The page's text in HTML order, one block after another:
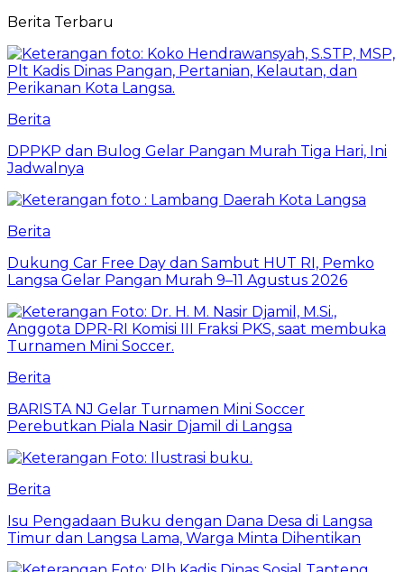
Berita Terbaru
Berita
DPPKP dan Bulog Gelar Pangan Murah Tiga Hari, Ini
Jadwalnya
Berita
Dukung Car Free Day dan Sambut HUT RI, Pemko
Langsa Gelar Pangan Murah 9–11 Agustus 2026
Berita
BARISTA NJ Gelar Turnamen Mini Soccer
Perebutkan Piala Nasir Djamil di Langsa
Berita
Isu Pengadaan Buku dengan Dana Desa di Langsa
Timur dan Langsa Lama, Warga Minta Dihentikan